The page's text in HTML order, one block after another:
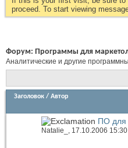
proceed. To start viewing
Форум: Программы для
Аналитические и другие
Заголовок / Автор
ПО для
Natalie_ , 17.10.2006 15:30